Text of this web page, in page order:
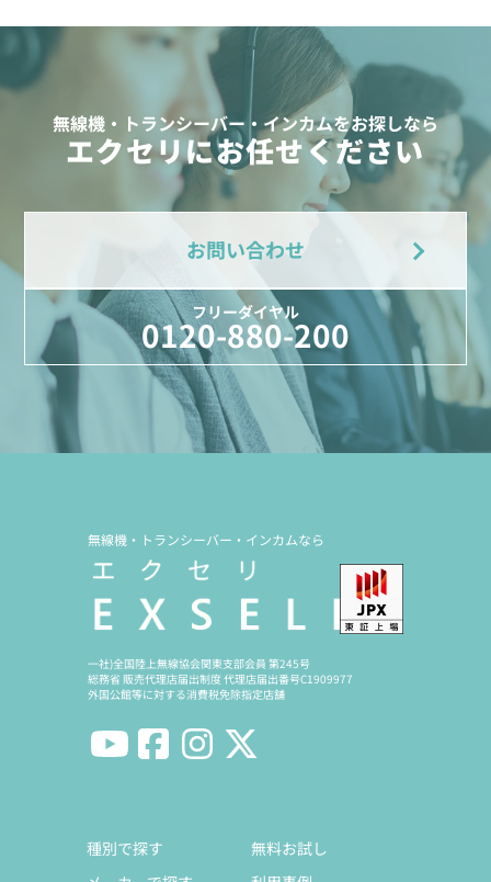
無線機・トランシーバー・インカムをお探しなら
エクセリにお任せください
お問い合わせ
フリーダイヤル
0120-880-200
無線機・トランシーバー・インカムなら
一社)全国陸上無線協会関東支部会員 第245号
総務省 販売代理店届出制度 代理店届出番号C1909977
外国公館等に対する消費税免除指定店舗
種別で探す
無料お試し